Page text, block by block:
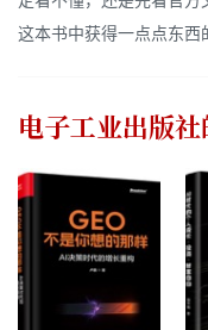
这本书中获得一点点东西
电子工业出版社